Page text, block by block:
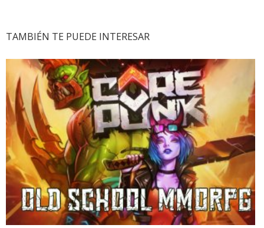
TAMBIÉN TE PUEDE INTERESAR